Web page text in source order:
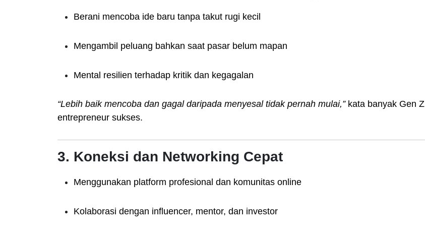
Berani mencoba ide baru tanpa takut rugi kecil
Mengambil peluang bahkan saat pasar belum mapan
Mental resilien terhadap kritik dan kegagalan
“Lebih baik mencoba dan gagal daripada menyesal tidak pernah mulai,”kata banyak Gen Z
entrepreneur sukses.
3. Koneksi dan Networking Cepat
Menggunakan platform profesional dan komunitas online
Kolaborasi dengan influencer, mentor, dan investor